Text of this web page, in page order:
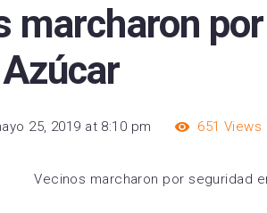
marcharon
25, 2019 at 8:10 pm 651 Views